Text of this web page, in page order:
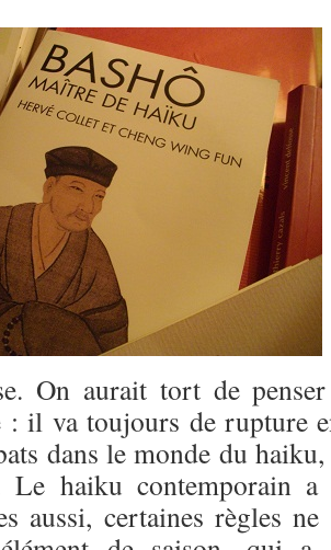
On aurait tort de
: il va toujours de rupture
dans le monde du
Le haiku contemporain a
aussi, certaines règles